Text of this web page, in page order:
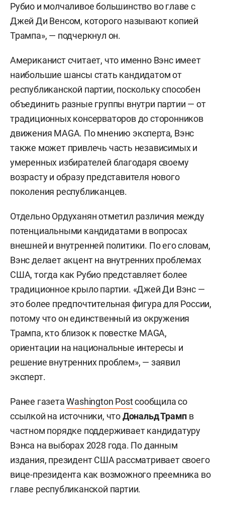
Рубио и молчаливое большинство во главе с
Джей Ди Венсом, которого называют копией
Трампа», — подчеркнул он.
Американист считает, что именно Вэнс имеет
наибольшие шансы стать кандидатом от
республиканской партии, поскольку способен
объединить разные группы внутри партии — от
традиционных консерваторов до сторонников
движения MAGA. По мнению эксперта, Вэнс
также может привлечь часть независимых и
умеренных избирателей благодаря своему
возрасту и образу представителя нового
поколения республиканцев.
Отдельно Ордуханян отметил различия между
потенциальными кандидатами в вопросах
внешней и внутренней политики. По его словам,
Вэнс делает акцент на внутренних проблемах
США, тогда как Рубио представляет более
традиционное крыло партии. «Джей Ди Вэнс —
это более предпочтительная фигура для России,
потому что он единственный из окружения
Трампа, кто близок к повестке MAGA,
ориентации на национальные интересы и
решение внутренних проблем», — заявил
эксперт.
Ранее газетаWashington Postсообщила со
ссылкой на источники, чтоДональд Трамп в
частном порядке поддерживает кандидатуру
Вэнса на выборах 2028 года. По данным
издания, президент США рассматривает своего
вице-президента как возможного преемника во
главе республиканской партии.